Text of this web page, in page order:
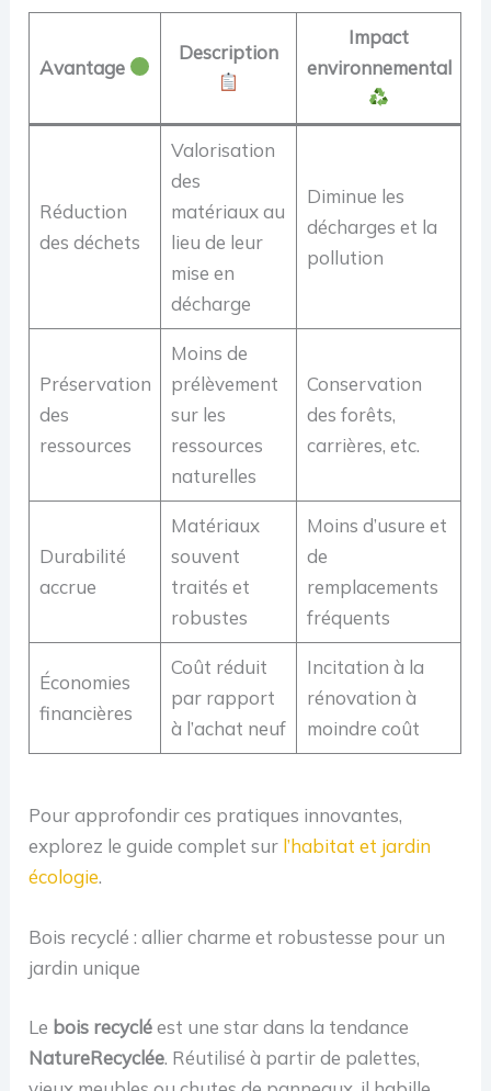
Avantage
Description
Impact
environnemental
Réduction
des déchets
Valorisation
des
matériaux au
lieu de leur
mise en
décharge
Diminue les
décharges et la
pollution
Préservation
des
ressources
Moins de
prélèvement
sur les
ressources
naturelles
Conservation
des forêts,
carrières, etc.
Durabilité
accrue
Matériaux
souvent
traités et
robustes
Moins d’usure et
de
remplacements
fréquents
Économies
financières
Coût réduit
par rapport
à l’achat neuf
Incitation à la
rénovation à
moindre coût
Pour approfondir ces pratiques innovantes,
explorez le guide complet sur l’habitat et jardin
écologie.
Bois recyclé : allier charme et robustesse pour un
jardin unique
Le bois recycléest une star dans la tendance
NatureRecyclée. Réutilisé à partir de palettes,